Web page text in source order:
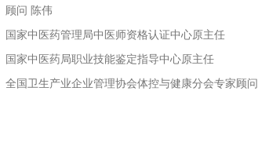
顾问 陈伟
国家中医药管理局中医师资格认证中心原主任
国家中医药局职业技能鉴定指导中心原主任
全国卫生产业企业管理协会体控与健康分会专家顾问